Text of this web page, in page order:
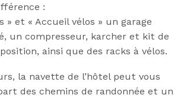
:
» et « Accueil vélos » un garage
un compresseur, karcher et kit de
ainsi que des racks à vélos.
la navette de l’hôtel peut vous
des chemins de randonnée et un